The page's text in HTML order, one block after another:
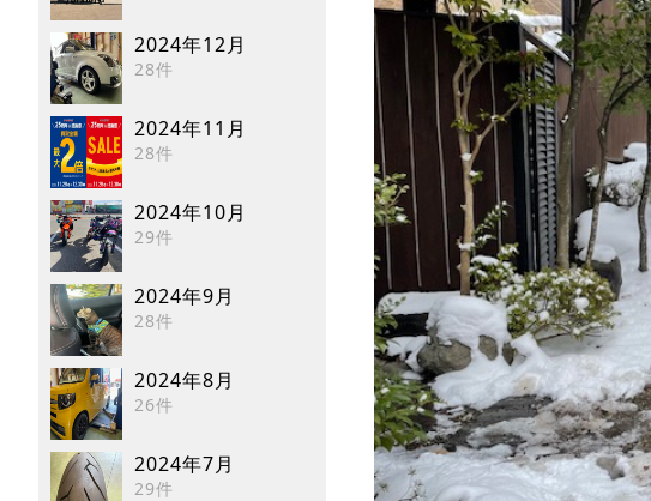
2024年12月
28件
2024年11月
28件
2024年10月
29件
2024年9月
28件
2024年8月
26件
2024年7月
29件